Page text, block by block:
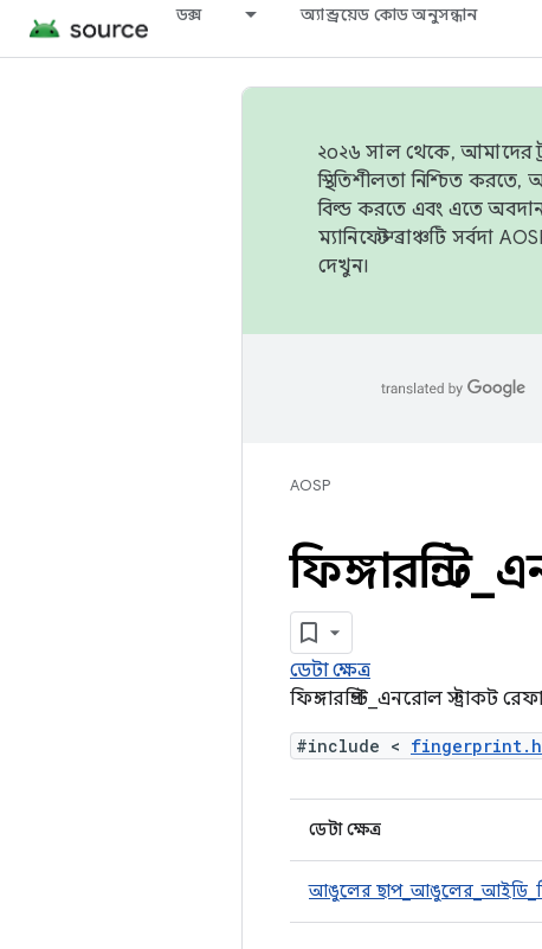
ডক্স অ্যান্ড্রয়েড কোড অনুসন্ধান
২০২৬ সাল থেকে, আমাদের
স্থিতিশীলতা নিশ্চিত
বিল্ড করতে এবং এতে
ম্যানিফেস্ট ব্রাঞ্চটি
দেখুন।
AOSP
ফিঙ্গারপ্রিন্ট_
ডেটা ক্ষেত্র
ফিঙ্গারপ্রিন্ট_এনরোল স্ট্রাকট
#include < fingerprint.h
ডেটা ক্ষেত্র
আঙুলের